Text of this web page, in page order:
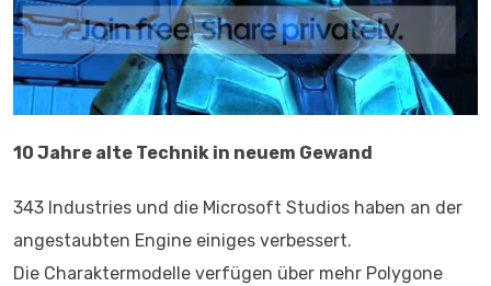
10 Jahre alte Technik in neuem Gewand
343 Industries und die Microsoft Studios haben an der
angestaubten Engine einiges verbessert.
Die Charaktermodelle verfügen über mehr Polygone